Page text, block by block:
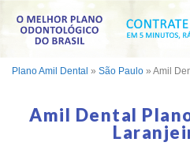
Plano Amil Dental » São Paulo » Amil
Amil Dental